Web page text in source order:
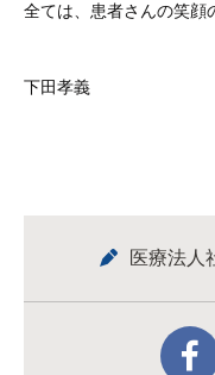
全ては、患者さんの笑顔
下田孝義
医療法人